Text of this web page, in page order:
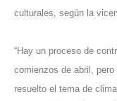
culturales, según la
“Hay un proceso de
comienzos de abril,
resuelto el tema de